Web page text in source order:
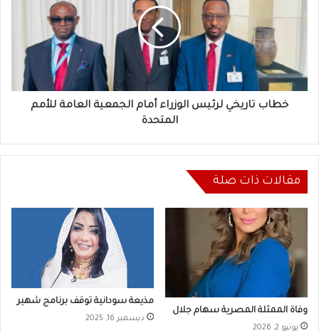
للأمم
المتحدة
خطاب تاريخي لرئيس الوزراء أمام الجمعية العامة للأمم
المتحدة
مقالات ذات صلة
وفاة الممثلة المصرية سهام جلال
يونيو 2, 2026
مذيعة سودانية توقف برنامج شهير
ديسمبر 16, 2025